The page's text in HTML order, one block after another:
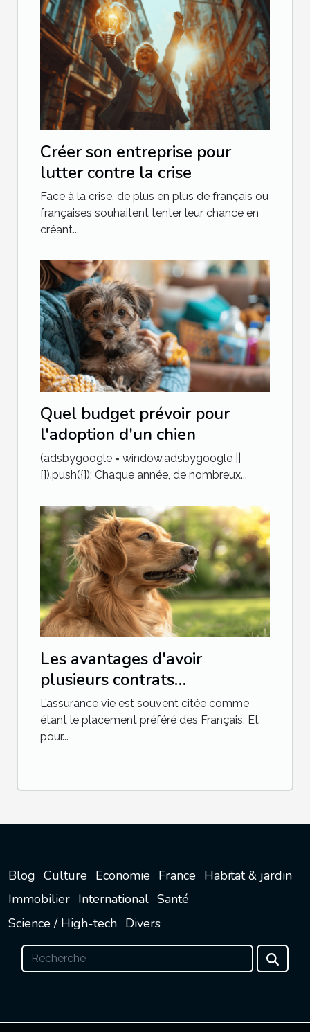
Créer son entreprise pour
lutter contre la crise
Face à la crise, de plus en plus de français ou
françaises souhaitent tenter leur chance en
créant...
Quel budget prévoir pour
l'adoption d'un chien
(adsbygoogle = window.adsbygoogle ||
[]).push({}); Chaque année, de nombreux...
Les avantages d'avoir
plusieurs contrats
d'assurance-vie
L’assurance vie est souvent citée comme
étant le placement préféré des Français. Et
pour...
Blog Culture Economie France Habitat & jardin
Immobilier International Santé
Science / High-tech Divers